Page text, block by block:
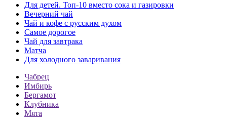
Для детей. Топ-10 вместо сока и газировки
Вечерний чай
Чай и кофе с русским духом
Самое дорогое
Чай для завтрака
Матча
Для холодного заваривания
Чабрец
Имбирь
Бергамот
Клубника
Мята